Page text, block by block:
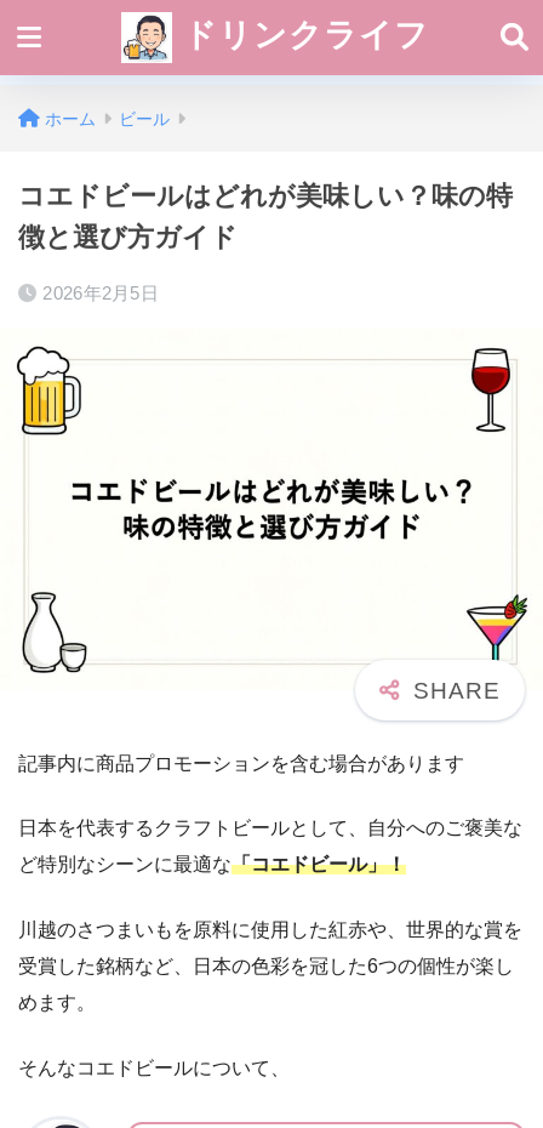
ドリンクライフ
ホーム ビール
コエドビールはどれが美味しい？味の特
徴と選び方ガイド
2026年2月5日
記事内に商品プロモーションを含む場合があります
日本を代表するクラフトビールとして、自分へのご褒美な
ど特別なシーンに最適な「コエドビール」！
川越のさつまいもを原料に使用した紅赤や、世界的な賞を
受賞した銘柄など、日本の色彩を冠した6つの個性が楽し
めます。
そんなコエドビールについて、